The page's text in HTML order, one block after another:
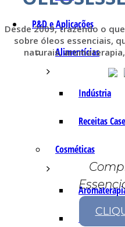
P&D e Aplicações
Alimentícias
Indústria
Receitas
Cosméticas
Fórmulas
Desde 2009, trazendo o
sobre óleos essenciais,
naturais,